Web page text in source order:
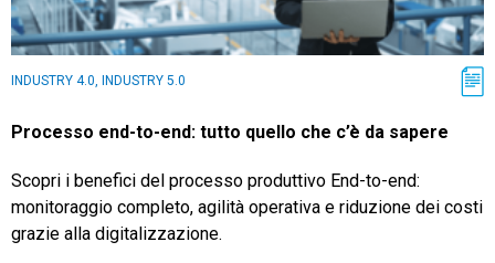
INDUSTRY 4.0, INDUSTRY 5.0
Processo end-to-end: tutto quello che c’è da sapere
Scopri i benefici del processo produttivo End-to-end:
monitoraggio completo, agilità operativa e riduzione dei costi
grazie alla digitalizzazione.